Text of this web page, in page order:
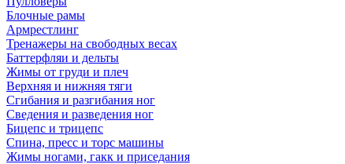
Блочные рамы
Армрестлинг
Тренажеры на свободных весах
Баттерфляи и дельты
Жимы от груди и плеч
Верхняя и нижняя тяги
Сгибания и разгибания ног
Сведения и разведения ног
Бицепс и трицепс
Спина, пресс и торс машины
Жимы ногами, гакк и приседания